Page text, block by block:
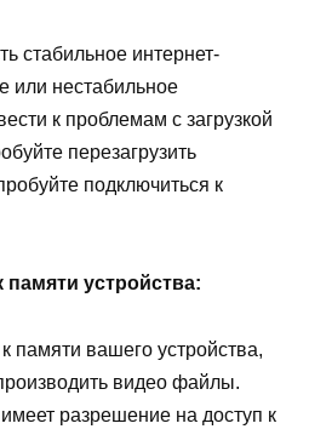
стабильное интернет-
или нестабильное
к проблемам с загрузкой
перезагрузить
подключиться к
памяти устройства:
памяти вашего устройства,
видео файлы.
разрешение на доступ к